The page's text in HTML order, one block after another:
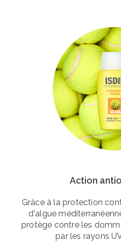
Action
Grâce à la protection
d'algue
protège contre les
par les rayons